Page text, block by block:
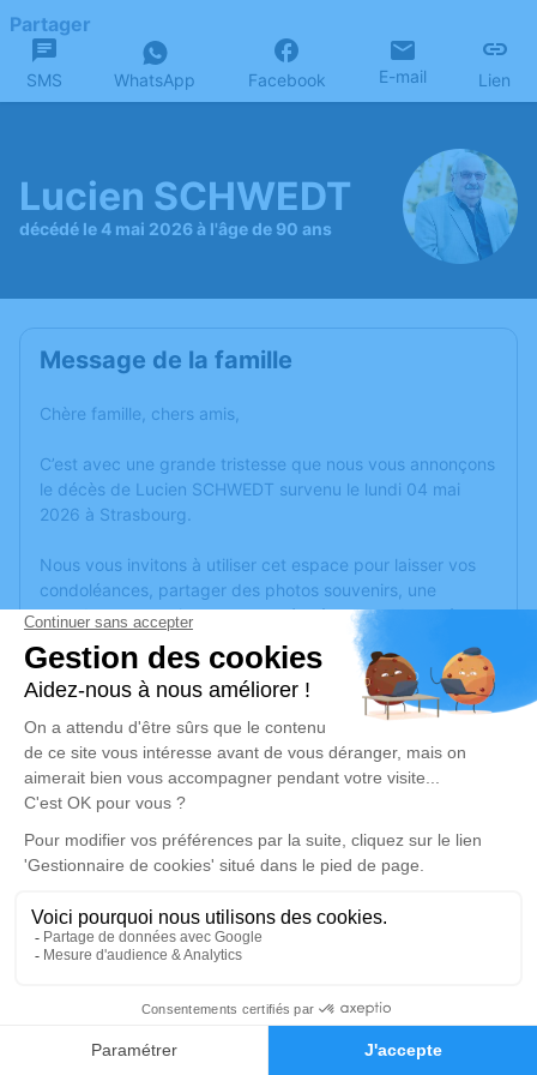
Faire-part Hommages
Partager
SMS WhatsApp Facebook E-mail Lien
Lucien SCHWEDT
décédé le 4 mai 2026 à l'âge de 90 ans
Message de la famille
Chère famille, chers amis,
C’est avec une grande tristesse que nous vous annonçons
le décès de Lucien SCHWEDT survenu le lundi 04 mai
2026 à Strasbourg.
Nous vous invitons à utiliser cet espace pour laisser vos
condoléances, partager des photos souvenirs, une
anecdote ou exprimer vos pensées à travers des poèmes
ou des textes. Cet endroit est un lieu d'expression dédié à
honorer la mémoire de Lucien SCHWEDT.
Un service de plantation d’arbre hommage estdisponible
samedi 09 mai 2026 à 10h00
Chambre Funéraire Municipale de Forbach
82, Rue Bauer